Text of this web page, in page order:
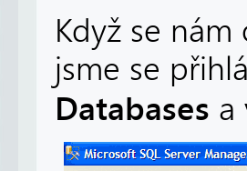
Když se
jsme se
Databases a